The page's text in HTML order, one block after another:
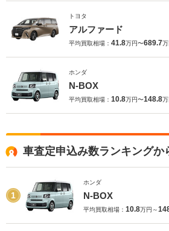
トヨタ
アルファード
平均買取相場： 41.8万円〜689.7万
ホンダ
N-BOX
平均買取相場： 10.8万円〜148.8万
車査定申込み数ランキングか
1
ホンダ
N-BOX
平均買取相場： 10.8万円～